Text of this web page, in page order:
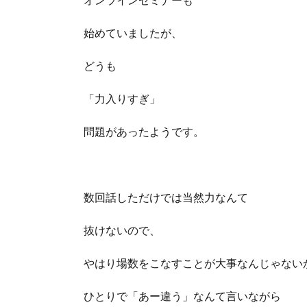
始めていましたが、
どうも
「力入りすぎ」
問題があったようです。
数回話しただけでは当然力なんて
抜けないので、
やはり場数をこなすことが大事なんじゃない
ひとりで「あー違う」なんて言いながら